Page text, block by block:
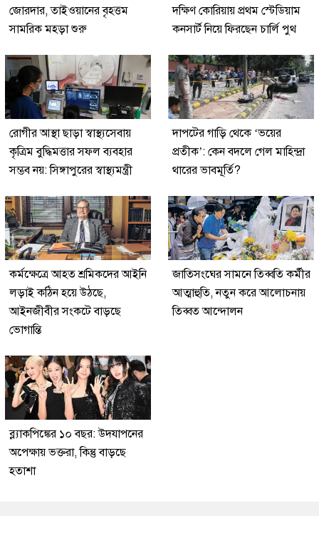
জোরদার, তাইওয়ানের বৃহত্তম
সামরিক মহড়া শুরু
দক্ষিণ কোরিয়ায় প্রথম স্টেডিয়াম
কনসার্ট নিয়ে ফিরছেন চার্লি পুথ
রোগীর আস্থা ছাড়া স্বাস্থ্যসেবায়
কৃত্রিম বুদ্ধিমত্তার সফল ব্যবহার
সম্ভব নয়: সিঙ্গাপুরের স্বাস্থ্যমন্ত্রী
দাপটের গাড়ি থেকে ‘ভয়ের
প্রতীক’: কেন বদলে গেল মাহিন্দ্রা
থারের ভাবমূর্তি?
কর্মক্ষেত্রে আহত শ্রমিকদের আইনি
লড়াই কঠিন হয়ে উঠছে,
আইনজীবীর সংকটে বাড়ছে
ভোগান্তি
জাতিসংঘের সামনে তিব্বতি কর্মীর
আত্মাহুতি, নতুন করে আলোচনায়
তিব্বত আন্দোলন
ব্ল্যাকপিঙ্কের ১০ বছর: উদযাপনের
অপেক্ষায় ভক্তরা, কিন্তু বাড়ছে
হতাশা